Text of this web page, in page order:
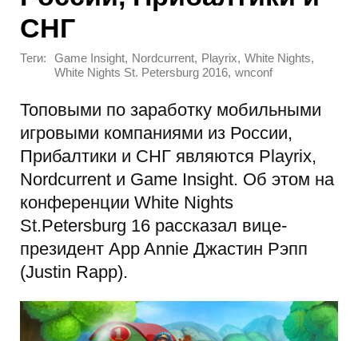
СНГ
Теги: Game Insight, Nordcurrent, Playrix, White Nights,
White Nights St. Petersburg 2016, wnconf
Топовыми по заработку мобильными
игровыми компаниями из России,
Прибалтики и СНГ являются Playrix,
Nordcurrent и Game Insight. Об этом на
конференции White Nights
St.Petersburg 16 рассказал вице-
президент App Annie Джастин Рэпп
(Justin Rapp).